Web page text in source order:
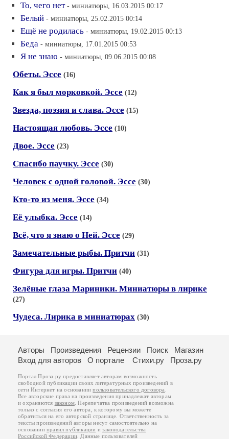
То, чего нет - миниатюры, 16.03.2015 00:17
Белый - миниатюры, 25.02.2015 00:14
Ещё не родилась - миниатюры, 19.02.2015 00:13
Беда - миниатюры, 17.01.2015 00:53
Я не знаю - миниатюры, 09.06.2015 00:08
Обеты. Эссе (16)
Как я был морковкой. Эссе (12)
Звезда, поэзия и слава. Эссе (15)
Настоящая любовь. Эссе (10)
Двое. Эссе (23)
Спасибо паучку. Эссе (30)
Человек с одной головой. Эссе (30)
Кто-то из меня. Эссе (34)
Её улыбка. Эссе (14)
Всё, что я знаю о Ней. Эссе (29)
Замечательные рыбы. Притчи (31)
Фигура для игры. Притчи (40)
Зелёные глаза Мариники. Миниатюры в лирике
(27)
Чудеса. Лирика в миниатюрах (30)
Авторы Произведения Рецензии Поиск
Магазин
Вход для авторов
О портале Стихи.ру Проза.ру
Портал Проза.ру предоставляет авторам возможность
свободной публикации своих литературных произведений в
сети Интернет на основаниипользовательского договора
Все авторские права на произведения принадлежат авторам
и охраняются законом . Перепечатка произведений возможна
только с согласия его автора, к которому вы можете
обратиться на его авторской странице. Ответственность за
тексты произведений авторы несут самостоятельно на
основанииправил публикации изаконодательства
Российской Федерации . Данные пользователей